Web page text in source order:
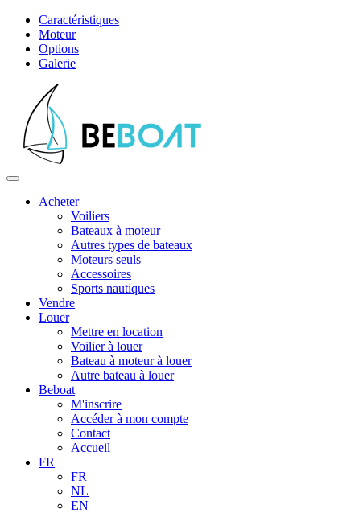
Caractéristiques
Moteur
Options
Galerie
Acheter
Voiliers
Bateaux à moteur
Autres types de bateaux
Moteurs seuls
Accessoires
Sports nautiques
Vendre
Louer
Mettre en location
Voilier à louer
Bateau à moteur à louer
Autre bateau à louer
Beboat
M'inscrire
Accéder à mon compte
Contact
Accueil
FR
FR
NL
EN